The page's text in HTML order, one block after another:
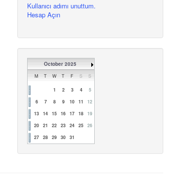
Kullanıcı adımı unuttum.
Hesap Açın
October 2025
M T W T F S S
1 2 3 4
5
6
7 8 9 10 11
12
13
14 15 16 17 18
19
20
21 22 23 24 25
26
27
28 29 30 31